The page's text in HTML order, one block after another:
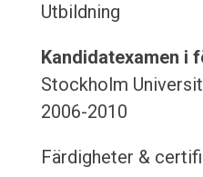
Utbildning
Kandidatexamen i
Stockholm
2006-2010
Färdigheter &